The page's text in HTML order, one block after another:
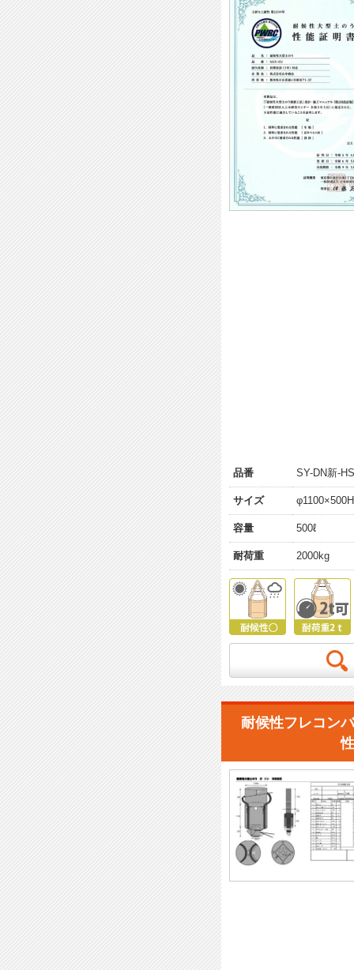
品番 SY-DN新-
サイズ φ1100×500H
容量 500ℓ
耐荷重 2000kg
耐候性フレコン